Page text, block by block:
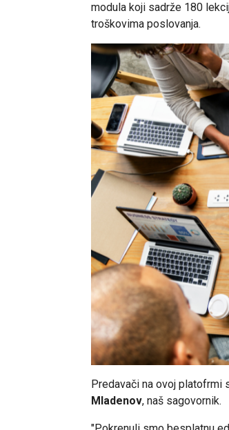
modula koji sadrže 180
troškovima poslovanja.
Predavači na ovoj platofrmi
Mladenov, naš sagovornik.